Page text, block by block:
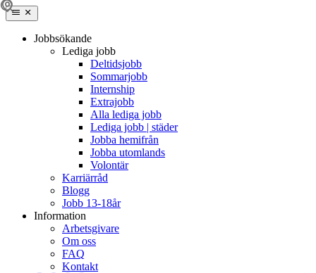
Jobbsökande
Lediga jobb
Deltidsjobb
Sommarjobb
Internship
Extrajobb
Alla lediga jobb
Lediga jobb | städer
Jobba hemifrån
Jobba utomlands
Volontär
Karriärråd
Blogg
Jobb 13-18år
Information
Arbetsgivare
Om oss
FAQ
Kontakt